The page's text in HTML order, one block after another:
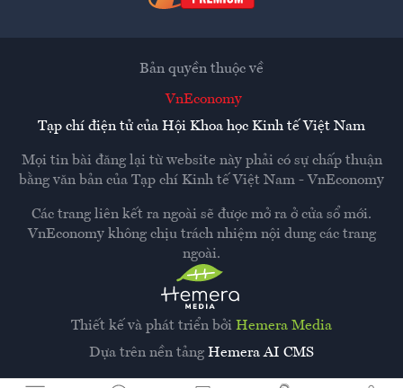
Thiết kế và phát triển bởi Hemera Media
Dựa trên nền tảng Hemera AI CMS
Bản quyền thuộc về
VnEconomy
Tạp chí điện tử của Hội Khoa học Kinh tế Việt Nam
Mọi tin bài đăng lại từ website này phải có sự chấp thuận
bằng văn bản của Tạp chí Kinh tế Việt Nam - VnEconomy
Các trang liên kết ra ngoài sẽ được mở ra ở cửa sổ mới.
VnEconomy không chịu trách nhiệm nội dung các trang
ngoài.